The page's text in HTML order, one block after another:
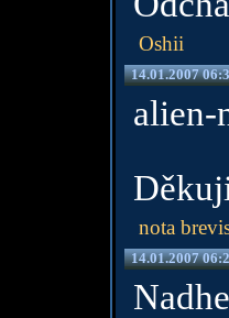
Oshii
14.01.2007
alien-
nota
14.01.2007